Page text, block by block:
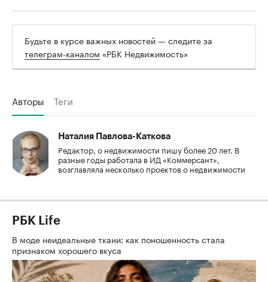
Будьте в курсе важных новостей — следите за
телеграм-каналом «РБК Недвижимость»
Авторы Теги
Наталия Павлова-Каткова
Редактор, о недвижимости пишу более 20 лет. В
разные годы работала в ИД «Коммерсант»,
возглавляла несколько проектов о недвижимости
РБК Life
В моде неидеальные ткани: как поношенность стала
признаком хорошего вкуса